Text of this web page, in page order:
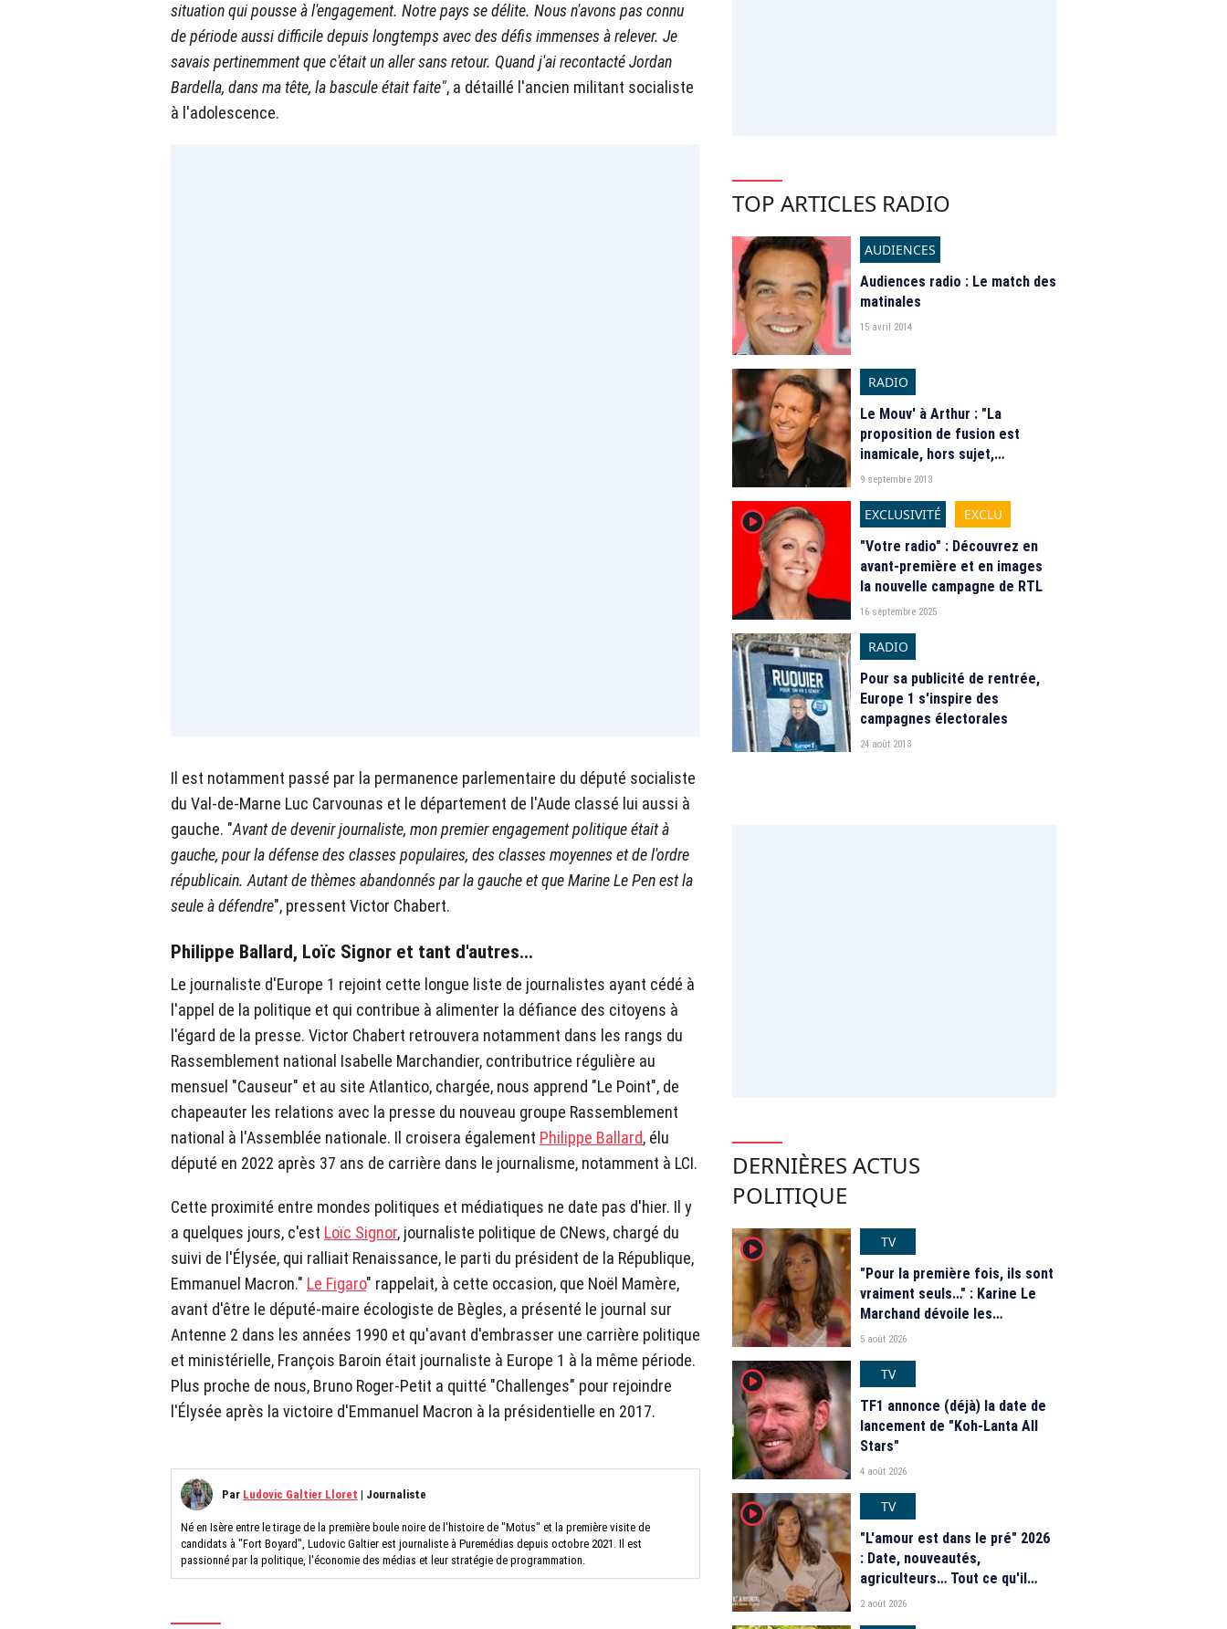
situation qui pousse à l'engagement. Notre pays se délite. Nous n'avons pas connu
de période aussi difficile depuis longtemps avec des défis immenses à relever. Je
savais pertinemment que c'était un aller sans retour. Quand j'ai recontacté Jordan
Bardella, dans ma tête, la bascule était faite", a détaillé l'ancien militant socialiste
à l'adolescence.
Il est notamment passé par la permanence parlementaire du député socialiste
du Val-de-Marne Luc Carvounas et le département de l'Aude classé lui aussi à
gauche. "Avant de devenir journaliste, mon premier engagement politique était à
gauche, pour la défense des classes populaires, des classes moyennes et de l'ordre
républicain. Autant de thèmes abandonnés par la gauche et que Marine Le Pen est la
seule à défendre", pressent Victor Chabert.
Philippe Ballard, Loïc Signor et tant d'autres...
Le journaliste d'Europe 1 rejoint cette longue liste de journalistes ayant cédé à
l'appel de la politique et qui contribue à alimenter la défiance des citoyens à
l'égard de la presse. Victor Chabert retrouvera notamment dans les rangs du
Rassemblement national Isabelle Marchandier, contributrice régulière au
mensuel "Causeur" et au site Atlantico, chargée, nous apprend "Le Point", de
chapeauter les relations avec la presse du nouveau groupe Rassemblement
national à l'Assemblée nationale. Il croisera également Philippe Ballard, élu
député en 2022 après 37 ans de carrière dans le journalisme, notamment à LCI.
Cette proximité entre mondes politiques et médiatiques ne date pas d'hier. Il y
a quelques jours, c'est Loïc Signor, journaliste politique de CNews, chargé du
suivi de l'Élysée, qui ralliait Renaissance, le parti du président de la République,
Emmanuel Macron." Le Figaro" rappelait, à cette occasion, que Noël Mamère,
avant d'être le député-maire écologiste de Bègles, a présenté le journal sur
Antenne 2 dans les années 1990 et qu'avant d'embrasser une carrière politique
et ministérielle, François Baroin était journaliste à Europe 1 à la même période.
Plus proche de nous, Bruno Roger-Petit a quitté "Challenges" pour rejoindre
l'Élysée après la victoire d'Emmanuel Macron à la présidentielle en 2017.
Par Ludovic Galtier Lloret | Journaliste
Né en Isère entre le tirage de la première boule noire de l'histoire de "Motus" et la première visite de
candidats à "Fort Boyard", Ludovic Galtier est journaliste à Puremédias depuis octobre 2021. Il est
passionné par la politique, l'économie des médias et leur stratégie de programmation.
TOP ARTICLES RADIO
AUDIENCES
Audiences radio : Le match des
matinales
15 avril 2014
RADIO
Le Mouv' à Arthur : "La
proposition de fusion est
inamicale, hors sujet,
insultante et anachronique"
9 septembre 2013
player2 EXCLUSIVITÉ
EXCLU
"Votre radio" : Découvrez en
avant-première et en images
la nouvelle campagne de RTL
16 septembre 2025
RADIO
Pour sa publicité de rentrée,
Europe 1 s'inspire des
campagnes électorales
24 août 2013
DERNIÈRES ACTUS
POLITIQUE
player2
TV
"Pour la première fois, ils sont
vraiment seuls…" : Karine Le
Marchand dévoile les
nouveautés des speed dating
2026
5 août 2026
player2
TV
TF1 annonce (déjà) la date de
lancement de "Koh-Lanta All
Stars"
4 août 2026
player2
TV
"L'amour est dans le pré" 2026
: Date, nouveautés,
agriculteurs… Tout ce qu'il
faut savoir sur la saison 21 du
2 août 2026